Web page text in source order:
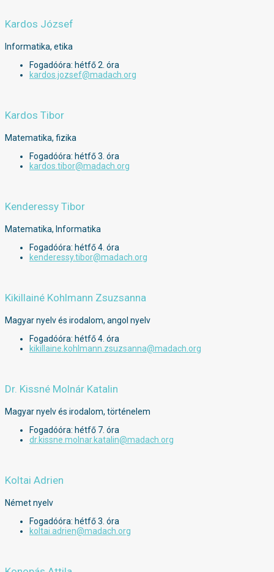
Kardos József
Informatika, etika
Fogadóóra: hétfő 2. óra
kardos.jozsef@madach.org
Kardos Tibor
Matematika, fizika
Fogadóóra: hétfő 3. óra
kardos.tibor@madach.org
Kenderessy Tibor
Matematika, Informatika
Fogadóóra: hétfő 4. óra
kenderessy.tibor@madach.org
Kikillainé Kohlmann Zsuzsanna
Magyar nyelv és irodalom, angol nyelv
Fogadóóra: hétfő 4. óra
kikillaine.kohlmann.zsuzsanna@madach.org
Dr. Kissné Molnár Katalin
Magyar nyelv és irodalom, történelem
Fogadóóra: hétfő 7. óra
dr.kissne.molnar.katalin@madach.org
Koltai Adrien
Német nyelv
Fogadóóra: hétfő 3. óra
koltai.adrien@madach.org